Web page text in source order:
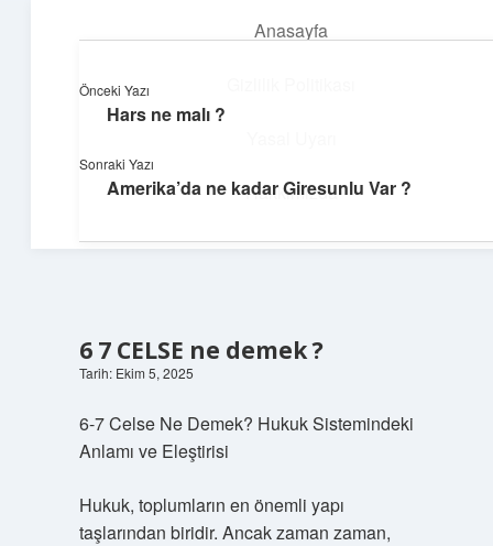
Anasayfa
Hakkımızda
Günlük yaşamdan küçük notlar ve kısa bilgiler.
6 7 CELSE ne demek ?
Tarih: Ekim 5, 2025
6-7 Celse Ne Demek? Hukuk Sistemindeki
Anlamı ve Eleştirisi
Hukuk, toplumların en önemli yapı
taşlarından biridir. Ancak zaman zaman,
Önceki Yazı
Hars ne malı ?
Sonraki Yazı
Amerika’da ne kadar Giresunlu Var ?